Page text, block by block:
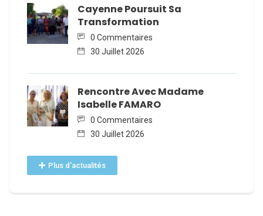
Cayenne Poursuit Sa
Transformation
0 Commentaires
30 Juillet 2026
Rencontre Avec Madame
Isabelle FAMARO
0 Commentaires
30 Juillet 2026
Plus d'actualités